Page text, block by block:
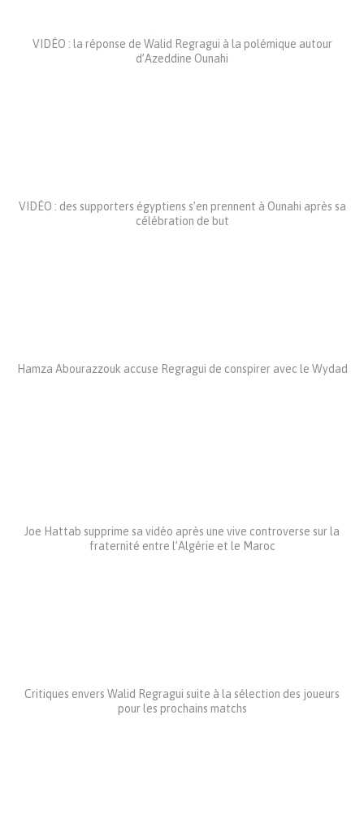
VIDÉO : la réponse de Walid Regragui à la polémique autour
d’Azeddine Ounahi
VIDÉO : des supporters égyptiens s’en prennent à Ounahi après sa
célébration de but
Hamza Abourazzouk accuse Regragui de conspirer avec le Wydad
Joe Hattab supprime sa vidéo après une vive controverse sur la
fraternité entre l’Algérie et le Maroc
Critiques envers Walid Regragui suite à la sélection des joueurs
pour les prochains matchs